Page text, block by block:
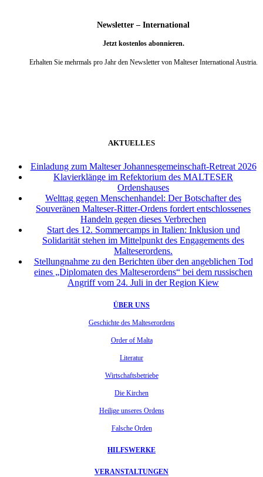
Newsletter – International
Jetzt kostenlos abonnieren.
Erhalten Sie mehrmals pro Jahr den Newsletter von Malteser International Austria.
AKTUELLES
Einladung zum Malteser Johannesgemeinschaft-Retreat 2026
Klavierklänge im Refektorium des MALTESER
Ordenshauses
Welttag gegen Menschenhandel: Der Botschafter des
Souveränen Malteser-Ritter-Ordens fordert entschlossenes
Handeln gegen dieses Verbrechen
Start des 12. Sommercamps in Italien: Inklusion und
Solidarität stehen im Mittelpunkt des Engagements des
Malteserordens.
Stellungnahme zu den Berichten über den angeblichen Tod
eines „Diplomaten des Malteserordens“ bei dem russischen
Angriff vom 24. Juli in der Region Kiew
ÜBER UNS
Geschichte des Malteserordens
Order of Malta
Literatur
Wirtschaftsbetriebe
Die Kirchen
Heilige unseres Ordens
Falsche Orden
HILFSWERKE
VERANSTALTUNGEN